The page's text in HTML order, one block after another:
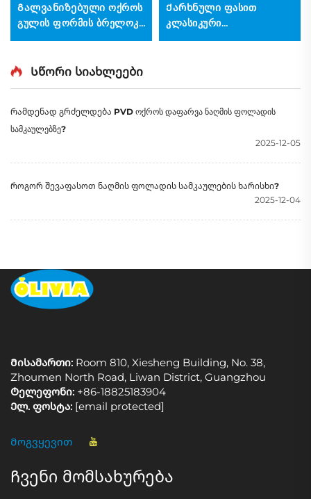
Გალვანიზებული ოქროს
გულის ფორმის ბრელოკი
მილების ქვედით,
აქსესუარები
Ქარხნული ფასით
კლასიკური
გალვანიზებული ოქროს
Სწორი სიახლეები
Რამდენად გრძელდება PVD ოქროს დაფარვა ნაღმის ფოლადის
სამკაულებზე?
2025-12-05
Როგორ შევაფასოთ ნაღმის ფოლადის სამკაულების ხარისხი?
2025-12-04
Მისამართი: Room 810, Xiesheng Building, No. 38,
Zhoumen North Road, Liwan District, Guangzhou
Ტელეფონი: +86-18825183904
Ელ. ფოსტა: [email protected]
Მოგვყევით
Ჩვენი მომსახურება